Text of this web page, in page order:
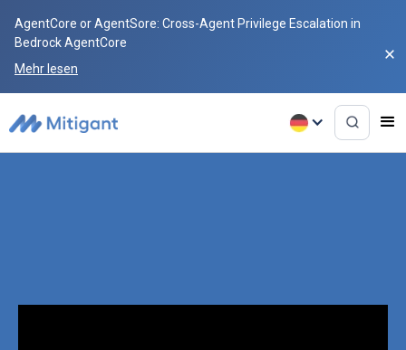
AgentCore or AgentSore: Cross-Agent Privilege Escalation in
Bedrock AgentCore
Mehr lesen